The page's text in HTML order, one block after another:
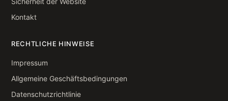
Kontakt
RECHTLICHE HINWEISE
Impressum
Allgemeine Geschäftsbedingungen
Datenschutzrichtlinie